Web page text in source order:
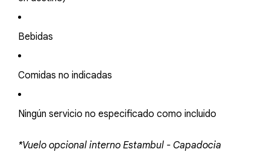
Bebidas
Comidas no indicadas
Ningún servicio no especificado como incluido
*Vuelo opcional interno Estambul - Capadocia